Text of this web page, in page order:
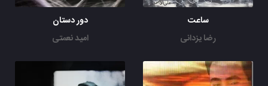
ساعت
رضا یزدانی
دور دستان
امید نعمتی